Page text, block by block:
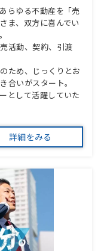
らゆる不動産を「売
ま、双方に喜んでい
活動、契約、引渡
ため、じっくりとお
合いがスタート。
として活躍していた
詳細をみる